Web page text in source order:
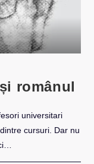
românul
universitari
cursuri. Dar nu